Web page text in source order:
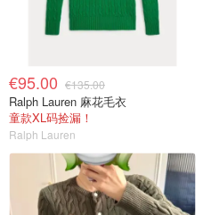
€95.00 €135.00
Ralph Lauren 麻花毛衣
童款XL码捡漏！
Ralph Lauren